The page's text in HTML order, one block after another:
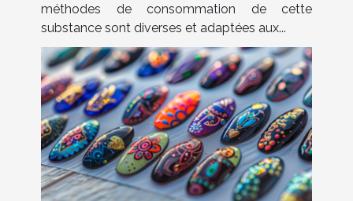
méthodes de consommation de cette
substance sont diverses et adaptées aux...